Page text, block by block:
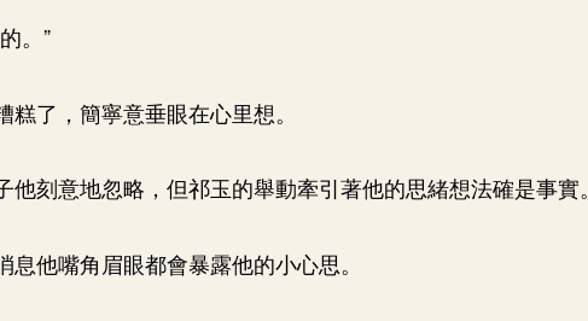
。”
糕了，簡寧意垂眼在心里想。
他刻意地忽略，但祁玉的舉動牽引著他的思緒想法確是事實。
息他嘴角眉眼都會暴露他的小心思。